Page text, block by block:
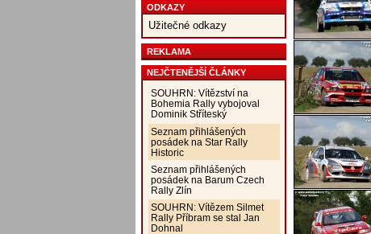
ODKAZY
Užitečné odkazy
REKLAMA
NEJČTENĚJŠÍ ČLÁNKY
SOUHRN: Vítězství na
Bohemia Rally vybojoval
Dominik Stříteský
Seznam přihlášených
posádek na Star Rally
Historic
Seznam přihlášených
posádek na Barum Czech
Rally Zlín
SOUHRN: Vítězem Silmet
Rally Příbram se stal Jan
Dohnal